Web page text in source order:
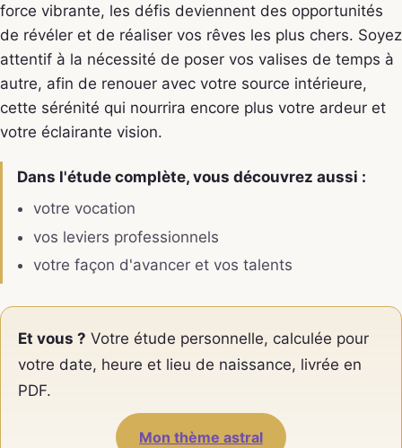
force vibrante, les défis deviennent des opportunités
de révéler et de réaliser vos rêves les plus chers. Soyez
attentif à la nécessité de poser vos valises de temps à
autre, afin de renouer avec votre source intérieure,
cette sérénité qui nourrira encore plus votre ardeur et
votre éclairante vision.
Dans l'étude complète, vous découvrez aussi :
votre vocation
vos leviers professionnels
votre façon d'avancer et vos talents
Et vous ? Votre étude personnelle, calculée pour
votre date, heure et lieu de naissance, livrée en
PDF.
Mon thème astral